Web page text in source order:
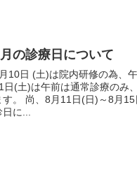
の診療日について
10日 (土)は院内研修の為、午
日(土)は午前は通常診療のみ
(日)～8月15日(木)はお盆休みをいただきます。 休
に...